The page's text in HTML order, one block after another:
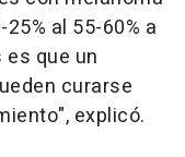
al 55-60% a
que un
curarse
explicó.